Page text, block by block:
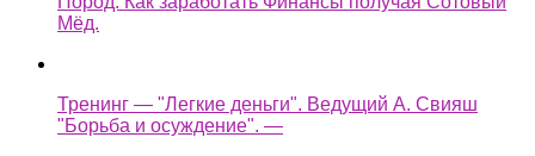
Мёд.
Тренинг — "Легкие деньги". Ведущий А. Свияш
"Борьба и осуждение". —